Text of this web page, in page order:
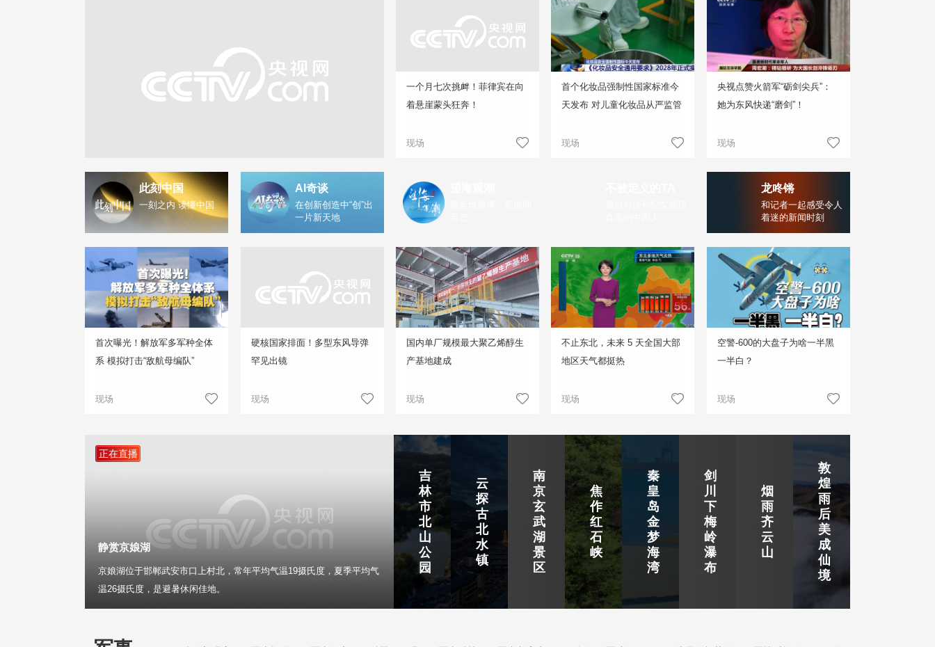
一个月七次挑衅！菲律宾在向
着悬崖蒙头狂奔！
现场
首个化妆品强制性国家标准今
天发布 对儿童化妆品从严监管
现场
央视点赞火箭军“砺剑尖兵”：
她为东风快递“磨剑”！
现场
此刻中国
一刻之内 读懂中国
AI奇谈
在创新创造中“创”出
一片新天地
龙咚锵
和记者一起感受令人
着迷的新闻时刻
首次曝光！解放军多军种全体
系 模拟打击“敌航母编队”
现场
硬核国家排面！多型东风导弹
罕见出镜
现场
国内单厂规模最大聚乙烯醇生
产基地建成
现场
不止东北，未来 5 天全国大部
地区天气都挺热
现场
空警-600的大盘子为啥一半黑
一半白？
现场
正在直播
静赏京娘湖
京娘湖位于邯郸武安市口上村北，常年平均气温19摄氏度，夏季平均气
温26摄氏度，是避暑休闲佳地。
吉
林
市
北
山
公
园
云
探
古
北
水
镇
南
京
玄
武
湖
景
区
焦
作
红
石
峡
秦
皇
岛
金
梦
海
湾
剑
川
下
梅
岭
瀑
布
烟
雨
齐
云
山
敦
煌
雨
后
美
成
仙
境